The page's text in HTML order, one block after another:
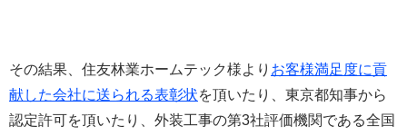
その結果、 住友林業ホームテック様より お客様満足度に貢
献した会社に送られる表彰状を頂いたり、東京都知事から
認定許可を頂いたり、外装工事の第3社評価機関である全国